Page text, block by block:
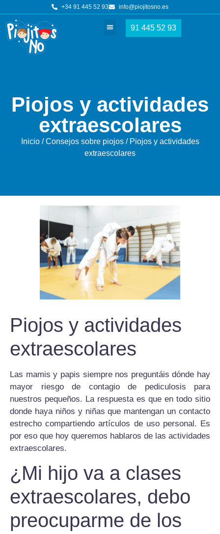
+34 91 445 52 93 info@piojitosno.es
91 445 52 93
Piojos y actividades
extraescolares
Inicio/Consejos sobre piojos/ Piojos y actividades
extraescolares
Piojos y actividades
extraescolares
Las mamis y papis siempre nos preguntáis dónde hay
mayor riesgo de contagio de pediculosis para
nuestros pequeños. La respuesta es que en todo sitio
donde haya niños y niñas que mantengan un contacto
estrecho compartiendo artículos de uso personal. Es
por eso que hoy queremos hablaros de las actividades
extraescolares.
¿Mi hijo va a clases
extraescolares, debo
preocuparme de los